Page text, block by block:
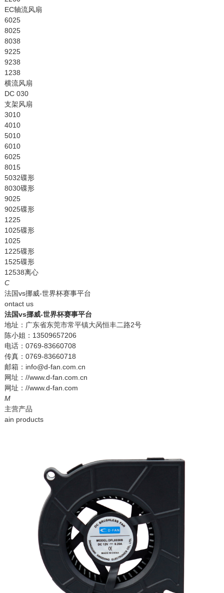
EC轴流风扇
6025
8025
8038
9225
9238
1238
横流风扇
DC 030
支架风扇
3010
4010
5010
6010
6025
8015
5032碟形
8030碟形
9025
9025碟形
1225
1025碟形
1025
1225碟形
1525碟形
12538离心
C
法国vs挪威-世界杯赛事平台
ontact us
法国vs挪威-世界杯赛事平台
地址：广东省东莞市常平镇大呙恒丰二路2号
陈小姐：13509657206
电话：0769-83660708
传真：0769-83660718
邮箱：info@d-fan.com.cn
网址：//www.d-fan.com.cn
网址：//www.d-fan.com
M
主营产品
ain products